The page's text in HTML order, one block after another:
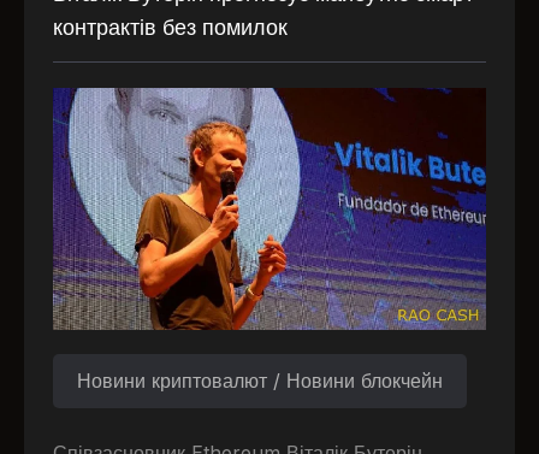
контрактів без помилок
Новини криптовалют / Новини блокчейн